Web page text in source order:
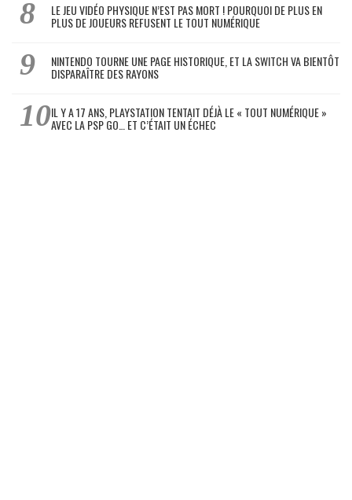
LE JEU VIDÉO PHYSIQUE N’EST PAS MORT ! POURQUOI DE PLUS EN
PLUS DE JOUEURS REFUSENT LE TOUT NUMÉRIQUE
NINTENDO TOURNE UNE PAGE HISTORIQUE, ET LA SWITCH VA BIENTÔT
DISPARAÎTRE DES RAYONS
IL Y A 17 ANS, PLAYSTATION TENTAIT DÉJÀ LE « TOUT NUMÉRIQUE »
AVEC LA PSP GO… ET C’ÉTAIT UN ÉCHEC